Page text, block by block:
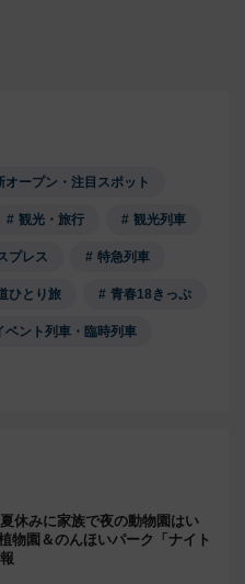
オープン・注目スポット
観光・旅行 観光列車
プレス 特急列車
ひとり旅 青春18きっぷ
ベント列車・臨時列車
夏休みに家族で夜の動物園はい
物園＆のんほいパーク「ナイト